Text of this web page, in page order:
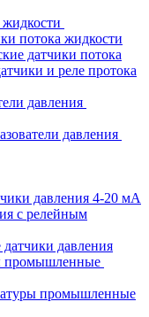
потока жидкости
датчики потока
и реле протока
давления
давления
давления 4-20 мА
с релейным
давления
промышленные
промышленные